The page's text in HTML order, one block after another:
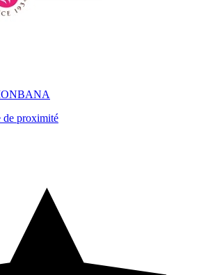
de proximité